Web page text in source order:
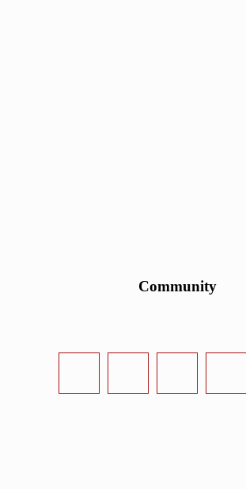
Community